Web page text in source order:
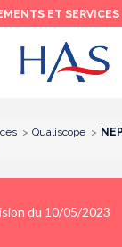
ET SERVICES
Qualiscope
du 10/05/2023